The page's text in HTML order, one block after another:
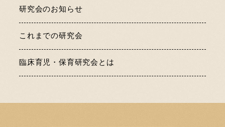
研究会のお知らせ
これまでの研究会
臨床育児・保育研究会とは